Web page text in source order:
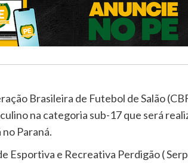
Brasileira de Futebol de Salão
na categoria sub-17 que será
Paraná.
Esportiva e Recreativa Perdigão (